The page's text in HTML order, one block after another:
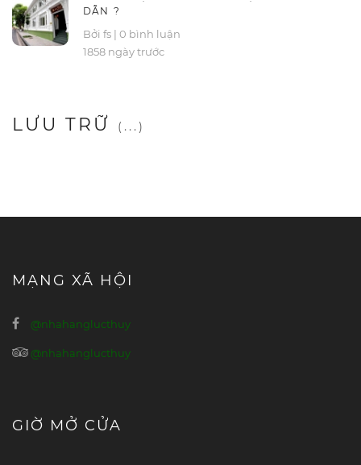
DẪN ?
Bởi fs | 0 bình luận
1858 ngày trước
LƯU TRỮ (...)
MẠNG XÃ HỘI
@nhahanglucthuy
@nhahanglucthuy
GIỜ MỞ CỬA